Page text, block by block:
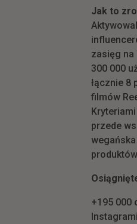
Jak to
zasięg
300 000
łącznie 8
filmów
przede
produktów
+195 000